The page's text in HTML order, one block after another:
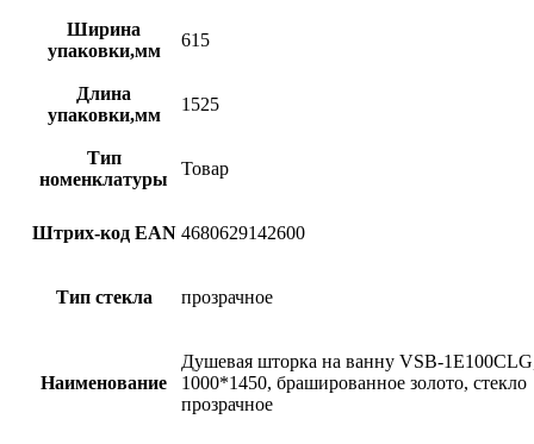
Ширина
упаковки,мм
615
Длина
упаковки,мм
1525
Тип
номенклатуры
Товар
Штрих-код EAN 4680629142600
Тип стекла прозрачное
Наименование
Душевая шторка на ванну VSB-
1000*1450, брашированное золото, стекло
прозрачное